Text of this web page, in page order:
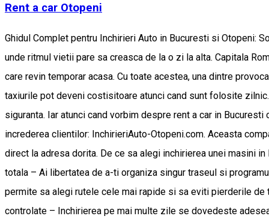
Rent a car Otopeni
Ghidul Complet pentru Inchirieri Auto in Bucuresti si Otopeni: Solutii avantajoase fara garantie si livrare la adresa de la InchirieriAuto-Otopeni.com Bucurestiul este un oras in continua miscare, unde ritmul vietii pare sa creasca de la o zi la alta. Capitala Romaniei atrage anual milioane de vizitatori, fie ca este vorba despre turisti, oameni de afaceri sau romani stabiliti in strainatate care revin temporar acasa. Cu toate acestea, una dintre provocarile majore ramane mobilitatea. Transportul public este adesea aglomerat si greu de anticipat, iar aplicatiile de ride-sharing sau taxiurile pot deveni costisitoare atunci cand sunt folosite zilnic. Intr-un astfel de context, inchirierea unei masini ramane cea mai eficienta metoda de a te deplasa liber, confortabil si in siguranta. Iar atunci cand vorbim despre rent a car in Bucuresti cu disponibilitate la adresa sau direct in Aeroportul Henri Coanda Otopeni, un nume a reusit sa atraga atentia si sa castige increderea clientilor: InchirieriAuto-Otopeni.com. Aceasta companie se diferentiaza printr-un pachet de avantaje greu de ignorat – inchirieri auto fara garantie si posibilitatea de livrare a masinii direct la adresa dorita. De ce sa alegi inchirierea unei masini in Bucuresti? Pentru vizitatorii capitalei, dar si pentru localnici, o masina inchiriata aduce o serie de beneficii esentiale: Mobilitate totala – Ai libertatea de a-ti organiza singur traseul si programul, fara restrictii legate de transportul public. Economie de timp – In traficul aglomerat al Bucurestiului, o masina proprie iti permite sa alegi rutele cele mai rapide si sa eviti pierderile de timp. Confort – Mai ales pentru familii sau grupuri, masina ofera intimitate si spatiu pentru bagaje sau cumparaturi. Costuri controlate – Inchirierea pe mai multe zile se dovedeste adesea mai accesibila decat utilizarea constanta a taxiurilor sau a aplicatiilor de transport. Otopeni – centrul inchirierilor auto din Romania Pentru multi calatori, primul contact cu Bucurestiul are loc pe Aeroportul International Henri Coanda Otopeni. Aici, cererea pentru masini de inchiriat este uriasa, iar companiile de rent a car s-au adaptat oferind servicii rapide si flexibile. InchirieriAuto-Otopeni.com ofera clientilor posibilitatea de a ridica masina imediat dupa aterizare. Astfel, timpul este economisit, iar calatoria incepe fara complicatii. In plus, spre deosebire de multe companii de profil, aici nu se solicita garantie financiara, un avantaj important pentru cei care nu doresc sa aiba sume blocate pe card. Inchirieri auto fara garantie – un avantaj real In mod obisnuit, firmele de rent a car cer o garantie de cateva sute de euro la momentul inchirierii. Aceasta suma este blocata pe cardul clientului si eliberata doar la returnarea masinii, daca totul este in regula. InchirieriAuto-Otopeni.com a ales sa elimine acest obstacol si sa ofere servicii fara garantie. Astfel, clientii platesc doar costul inchirierii si pot folosi liber resursele financiare pentru calatorie, cazare sau alte activitati. Acest model de business aduce multiple avantaje: Accesibilitate pentru cei care nu detin carduri de credit sau prefera sa evite blocarea banilor. Simplificarea